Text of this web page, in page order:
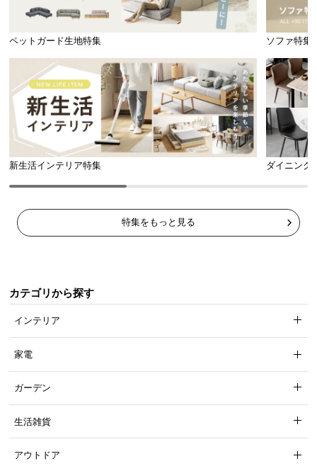
ペットガード生地特集 ソファ特集
新生活インテリア特集 ダイニング
特集をもっと見る
カテゴリから探す
インテリア
家電
ガーデン
生活雑貨
アウトドア